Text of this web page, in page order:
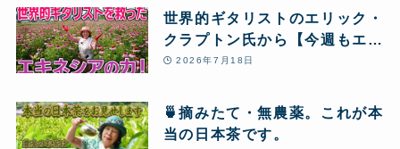
世界的ギタリストのエリック・
クラプトン氏から【今週もエキ
ネシア酵素12本】のリピート
から大復活し、愛用し続ける秘
密とは!?
2026年7月18日
🍵摘みたて・無農薬。これが本
当の日本茶です。